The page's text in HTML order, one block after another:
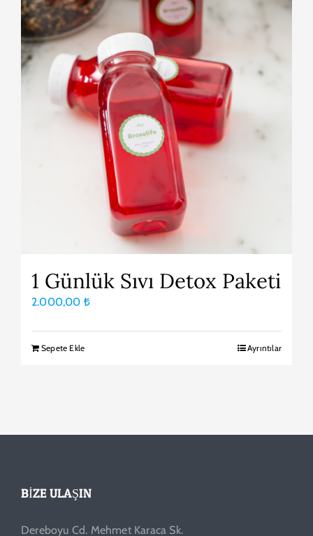
1 Günlük Sıvı Detox Paketi
2.000,00 ₺
Sepete Ekle Ayrıntılar
BIZE ULAŞIN
Dereboyu Cd. Mehmet Karaca Sk.